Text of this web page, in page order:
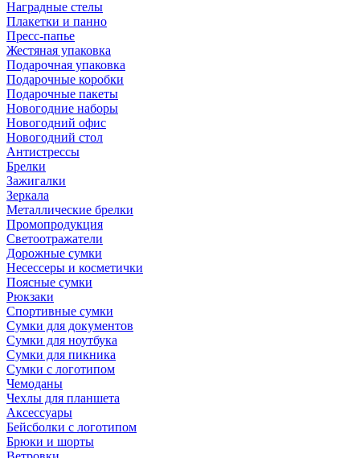
Наградные стелы
Плакетки и панно
Пресс-папье
Жестяная упаковка
Подарочная упаковка
Подарочные коробки
Подарочные пакеты
Новогодние наборы
Новогодний офис
Новогодний стол
Антистрессы
Брелки
Зажигалки
Зеркала
Металлические брелки
Промопродукция
Светоотражатели
Дорожные сумки
Несессеры и косметички
Поясные сумки
Рюкзаки
Спортивные сумки
Сумки для документов
Сумки для ноутбука
Сумки для пикника
Сумки с логотипом
Чемоданы
Чехлы для планшета
Аксессуары
Бейсболки с логотипом
Брюки и шорты